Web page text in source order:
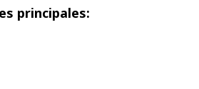
principales: